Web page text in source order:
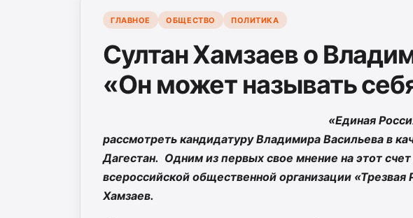
ГЛАВНОЕ ОБЩЕСТВО ПОЛИТИКА
Султан Хамзаев о
«Он может называть
«Единая
рассмотреть кандидатуру Владимира Васильева в
Дагестан. Одним из первых свое мнение на этот
всероссийской общественной организации «Трезвая
Хамзаев.